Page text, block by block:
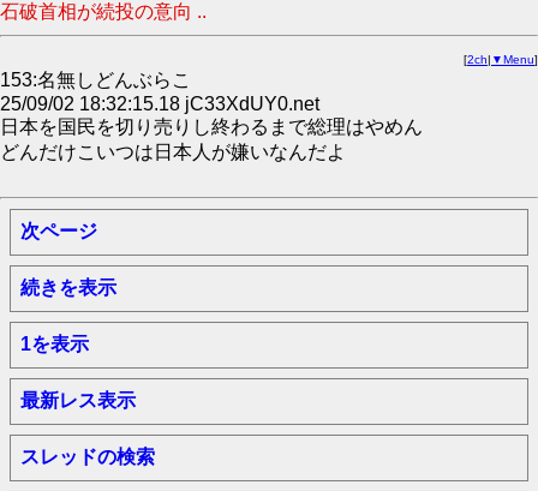
石破首相が続投の意向 ..
[2ch| ▼Menu]
153:名無しどんぶらこ
25/09/02 18:32:15.18 jC33XdUY0.net
日本を国民を切り売りし終わるまで総理はやめん
どんだけこいつは日本人が嫌いなんだよ
次ページ
続きを表示
1を表示
最新レス表示
スレッドの検索